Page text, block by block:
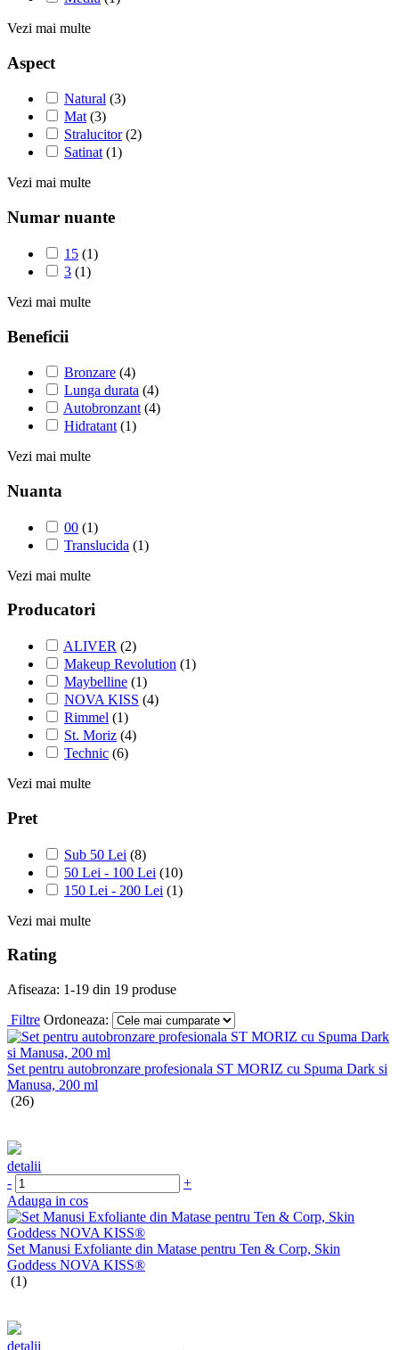
Vezi mai multe
Aspect
Natural (3)
Mat (3)
Stralucitor (2)
Satinat (1)
Vezi mai multe
Numar nuante
15 (1)
3 (1)
Vezi mai multe
Beneficii
Bronzare (4)
Lunga durata (4)
Autobronzant (4)
Hidratant (1)
Vezi mai multe
Nuanta
00 (1)
Translucida (1)
Vezi mai multe
Producatori
ALIVER (2)
Makeup Revolution (1)
Maybelline (1)
NOVA KISS (4)
Rimmel (1)
St. Moriz (4)
Technic (6)
Vezi mai multe
Pret
Sub 50 Lei (8)
50 Lei - 100 Lei (10)
150 Lei - 200 Lei (1)
Vezi mai multe
Rating
Afiseaza: 1-19 din 19 produse
Filtre Ordoneaza:
Set pentru autobronzare profesionala ST MORIZ cu Spuma Dark si
Manusa, 200 ml
(26)
detalii
-
+
Adauga in cos
Set Manusi Exfoliante din Matase pentru Ten & Corp, Skin
Goddess NOVA KISS®
(1)
detalii